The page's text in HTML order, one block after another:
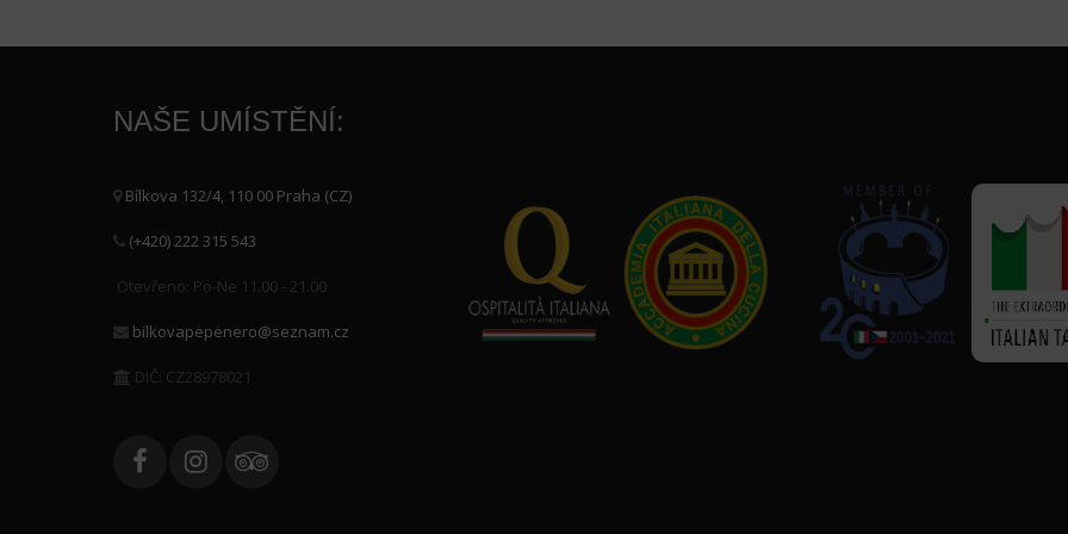
NAŠE UMÍSTĚNÍ:
Bílkova 132/4, 110 00 Praha (CZ)
(+420) 222 315 543
Otevřeno: Po-Ne 11.00 - 21.00
bilkovapepenero@seznam.cz
DIČ: CZ28978021